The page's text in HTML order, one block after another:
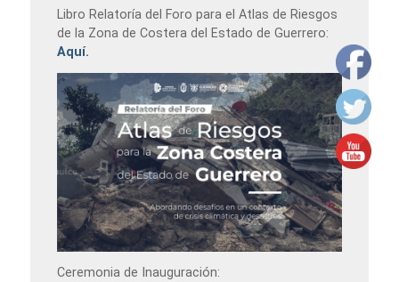
Libro Relatoría del Foro para el Atlas de Riesgos
de la Zona de Costera del Estado de Guerrero:
Aquí.
Ceremonia de Inauguración: